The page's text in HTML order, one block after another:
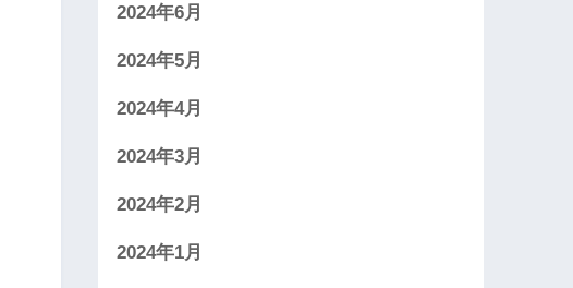
2024年6月
2024年5月
2024年4月
2024年3月
2024年2月
2024年1月